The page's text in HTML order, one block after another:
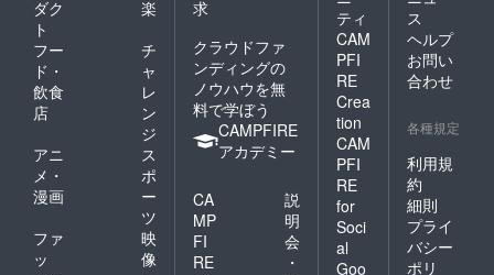
ダク
ト
楽
フー
ド・
飲食
店
チ
ャ
レ
ン
ジ
アニ
メ・
漫画
ス
ポ
ー
ツ
ファ
ッ
映
像
求
クラウドファ
ンディングの
ノウハウを無
料で学ぼう
CAMPFIRE
アカデミー
CA
MP
FI
RE
説
明
会
・
ティ
CAM
PFI
RE
Crea
tion
CAM
PFI
RE
for
Soci
al
Goo
ス
ヘルプ
お問い
合わせ
各種規定
利用規
約
細則
プライ
バシー
ポリ